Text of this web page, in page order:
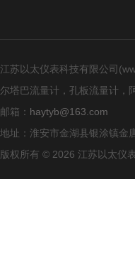
江苏以太仪表科技有限公司
尔塔巴流量计，孔板流量计，
邮箱： haytyb@163.com
地址：淮安市金湖县银涂镇金
版权所有 © 2026 江苏以太仪